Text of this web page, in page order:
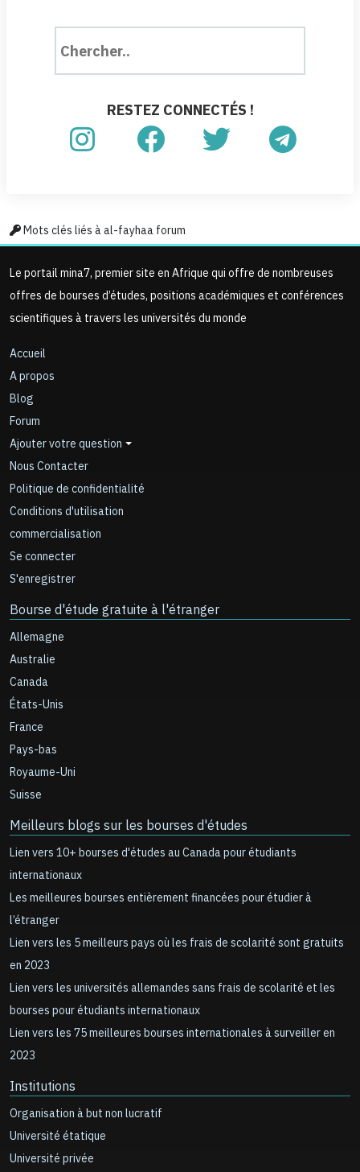
RESTEZ CONNECTÉS !
Mots clés liés à al-fayhaa forum
Le portail mina7, premier site en Afrique qui offre de nombreuses
offres de bourses d’études, positions académiques et conférences
scientifiques à travers les universités du monde
Accueil
A propos
Blog
Forum
Ajouter votre question
Nous Contacter
Politique de confidentialité
Conditions d'utilisation
commercialisation
Se connecter
S'enregistrer
Bourse d'étude gratuite à l'étranger
Allemagne
Australie
Canada
États-Unis
France
Pays-bas
Royaume-Uni
Suisse
Meilleurs blogs sur les bourses d'études
Lien vers 10+ bourses d'études au Canada pour étudiants
internationaux
Les meilleures bourses entièrement financées pour étudier à
l’étranger
Lien vers les 5 meilleurs pays où les frais de scolarité sont gratuits
en 2023
Lien vers les universités allemandes sans frais de scolarité et les
bourses pour étudiants internationaux
Lien vers les 75 meilleures bourses internationales à surveiller en
2023
Institutions
Organisation à but non lucratif
Université étatique
Université privée